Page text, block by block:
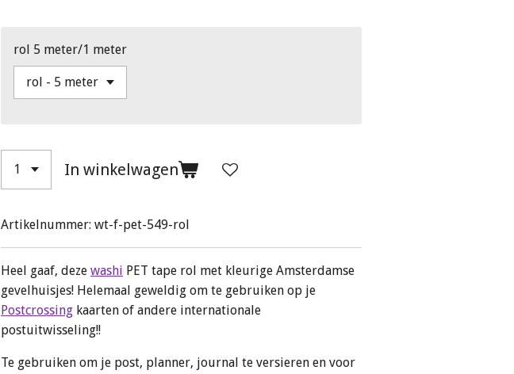
rol 5 meter/1 meter
In winkelwagen
Artikelnummer: wt-f-pet-549-rol
Heel gaaf, deze washi PET tape rol met kleurige Amsterdamse
gevelhuisjes! Helemaal geweldig om te gebruiken op je
Postcrossing kaarten of andere internationale
postuitwisseling!!
Te gebruiken om je post, planner, journal te versieren en voor